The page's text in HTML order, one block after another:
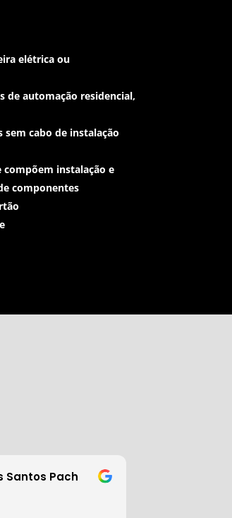
elétrica ou
deautomação residencial,
sem cabo de instalação
compõem instalação e
componentes
Santos Pach